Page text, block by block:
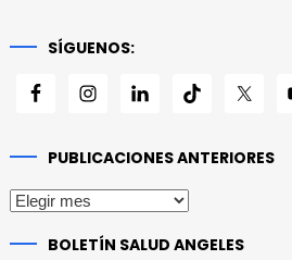
SÍGUENOS:
PUBLICACIONES ANTERIORES
Publicaciones
BOLETÍN SALUD ANGELES